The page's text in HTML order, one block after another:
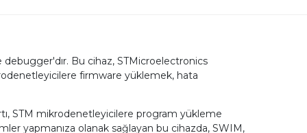
debugger'dır. Bu cihaz, STMicroelectronics
firmware yüklemek, hata
STM mikrodenetleyicilere program yükleme
yapmanıza olanak sağlayan bu cihazda, SWIM,